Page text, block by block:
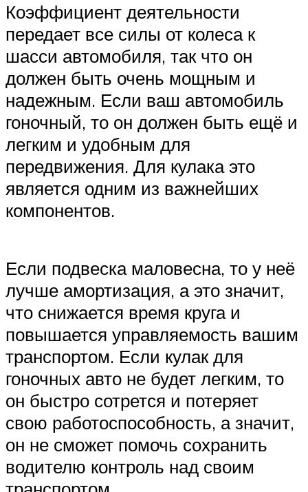
Коэффициент деятельности
передает все силы от колеса к
шасси автомобиля, так что он
должен быть очень мощным и
надежным. Если ваш автомобиль
гоночный, то он должен быть ещё и
легким и удобным для
передвижения. Для кулака это
является одним из важнейших
компонентов.
Если подвеска маловесна, то у неё
лучше амортизация, а это значит,
что снижается время круга и
повышается управляемость вашим
транспортом. Если кулак для
гоночных авто не будет легким, то
он быстро сотрется и потеряет
свою работоспособность, а значит,
он не сможет помочь сохранить
водителю контроль над своим